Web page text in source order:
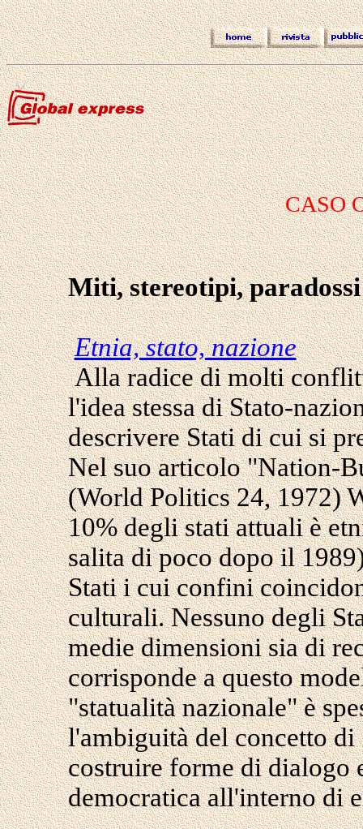
CASO
Miti, stereotipi, paradossi
Etnia, stato, nazione
Alla radice di molti
l'idea stessa di Stato-
descrivere Stati di cui si
Nel suo articolo "Nation-
(World Politics 24, 1972)
10% degli stati attuali è
salita di poco dopo il
Stati i cui confini
culturali. Nessuno degli
medie dimensioni sia di
corrisponde a questo
"statualità nazionale" è
l'ambiguità del concetto di
costruire forme di dialogo
democratica all'interno di